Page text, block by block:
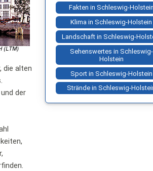
die alten
der
Fakten in Schleswig-Holstein
Klima in Schleswig-Holstein
Landschaft in Schleswig-
Sehenswertes in Schleswig-
Holstein
Sport in Schleswig-Holstein
Strände in Schleswig-